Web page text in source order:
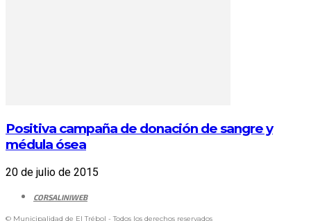
Positiva campaña de donación de sangre y
médula ósea
20 de julio de 2015
CORSALINIWEB
© Municipalidad de El Trébol - Todos los derechos reservados